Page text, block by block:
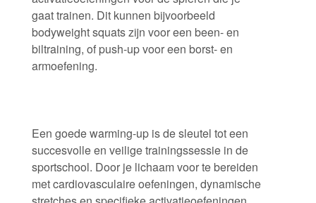
gaat trainen. Dit kunnen bijvoorbeeld
bodyweight squats zijn voor een been- en
biltraining, of push-up voor een borst- en
armoefening.
Een goede warming-up is de sleutel tot een
succesvolle en veilige trainingssessie in de
sportschool. Door je lichaam voor te bereiden
met cardiovasculaire oefeningen, dynamische